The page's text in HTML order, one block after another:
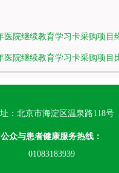
医院继续教育学习卡采购项目
医院继续教育学习卡采购项目
：北京市海淀区温泉路118号
公众与患者健康服务热线：
01083183939